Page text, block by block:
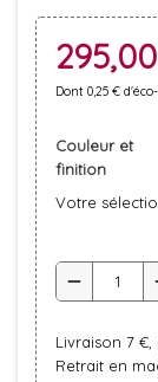
Dont 0,25 €
Couleur et
finition
Votre
remove
Livraison 7
Retrait en